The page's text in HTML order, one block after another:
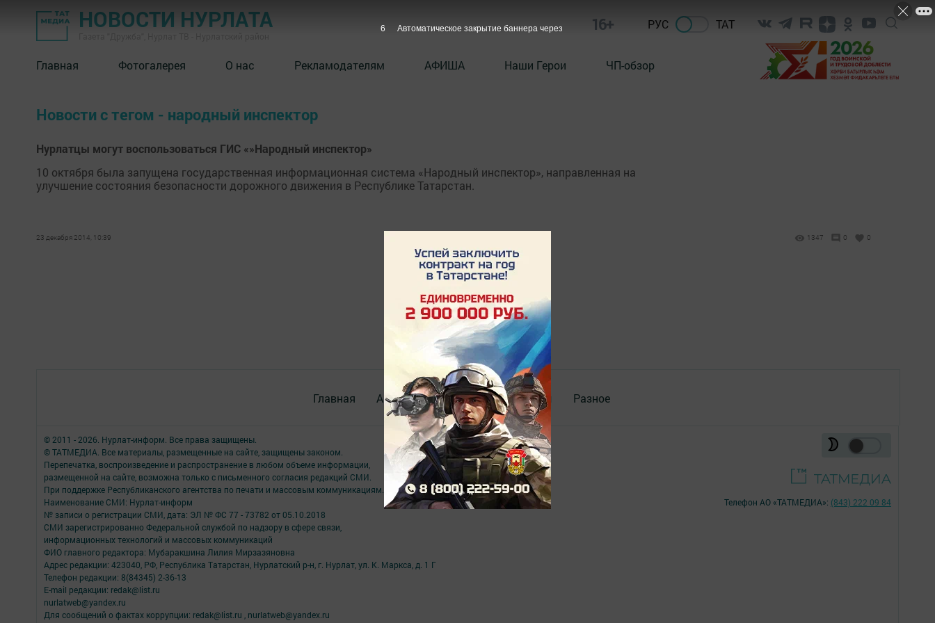
НОВОСТИ НУРЛАТА 16+ РУС ТАТ
Главная Фотогалерея О нас Рекламодателям АФИША Наши Герои ЧП-обзор
Новости с тегом - народный инспектор
Нурлатцы могут воспользоваться ГИС «»Народный инспектор»
10 октября была запущена государственная информационная система «Народный инспектор», направленная на
улучшение состояния безопасности дорожного движения в Республике Татарстан.
23 декабря 2014, 10:39 1347 0 0
Главная Актуальное видео Документы Разное
© 2011 - 2026. Нурлат-⁠информ. Все права защищены.
© ТАТМЕДИА. Все материалы, размещенные на сайте, защищены законом.
Перепечатка, воспроизведение и распространение в любом объеме информации,
размещенной на сайте, возможна только с письменного согласия редакций СМИ.
При поддержке Республиканского агентства по печати и массовым коммуникациям.
Наименование СМИ: Нурлат-⁠информ
№ записи о регистрации СМИ, дата: ЭЛ № ФС 77 -⁠ 73782 от 05.10.2018
СМИ зарегистрированно Федеральной службой по надзору в сфере связи,
информационных технологий и массовых коммуникаций
ФИО главного редактора: Мубаракшина Лилия Мирзазяновна
Адрес редакции: 423040, РФ, Республика Татарстан, Нурлатский р-н, г. Нурлат, ул. К. Маркса, д. 1 Г
Телефон редакции: 8(84345) 2-36-13
E-mail редакции: redak@list.ru
nurlatweb@yandex.ru
Для сообщений о фактах коррупции: redak@list.ru , nurlatweb@yandex.ru
Телефон АО «ТАТМЕДИА»: (843) 222 09 84
6 Автоматическое закрытие баннера через